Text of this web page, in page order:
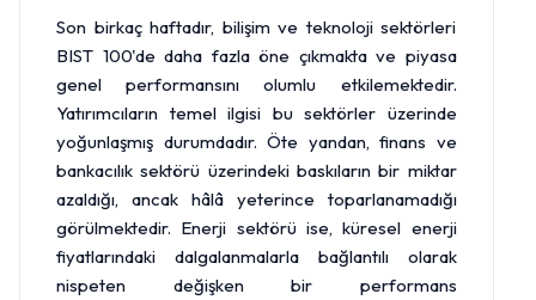
Son birkaç haftadır, bilişim ve teknoloji sektörleri
BIST 100'de daha fazla öne çıkmakta ve piyasa
genel performansını olumlu etkilemektedir.
Yatırımcıların temel ilgisi bu sektörler üzerinde
yoğunlaşmış durumdadır. Öte yandan, finans ve
bankacılık sektörü üzerindeki baskıların bir miktar
azaldığı, ancak hâlâ yeterince toparlanamadığı
görülmektedir. Enerji sektörü ise, küresel enerji
fiyatlarındaki dalgalanmalarla bağlantılı olarak
nispeten değişken bir performans